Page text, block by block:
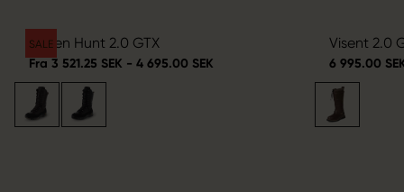
SALE
Driven Hunt 2.0 GTX
Fra 3 521.25 SEK - 4 695.00 SEK
Visent 2.0
6 995.00